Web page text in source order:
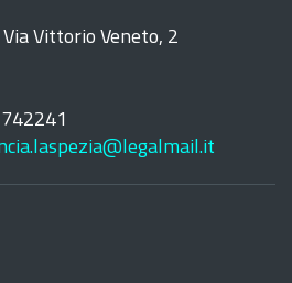
Vittorio Veneto, 2